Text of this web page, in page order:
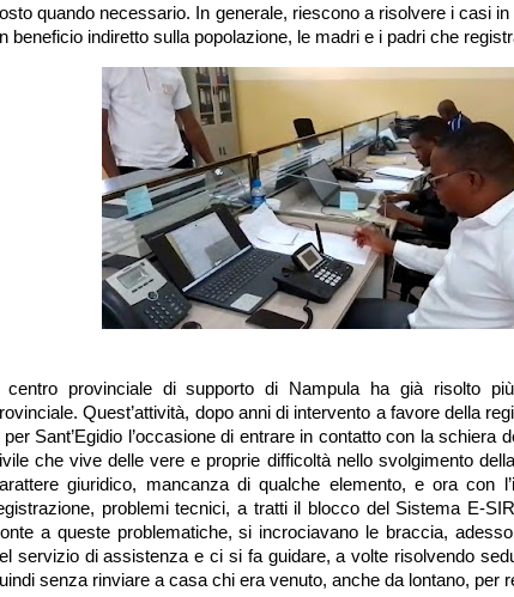
quando necessario. In generale, riescono a risolvere i casi
beneficio indiretto sulla popolazione, le madri e i padri che
centro provinciale di supporto di Nampula ha già risolto
Quest’attività, dopo anni di intervento a favore della
per Sant’Egidio l’occasione di entrare in contatto con la schiera
che vive delle vere e proprie difficoltà nello svolgimento
giuridico, mancanza di qualche elemento, e ora con
problemi tecnici, a tratti il blocco del Sistema E-
a queste problematiche, si incrociavano le braccia,
servizio di assistenza e ci si fa guidare, a volte risolvendo
senza rinviare a casa chi era venuto, anche da lontano, per